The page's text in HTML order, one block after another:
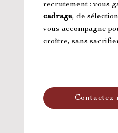
recrutement : vous
cadrage, de
vous accompagne
croître, sans
Contactez